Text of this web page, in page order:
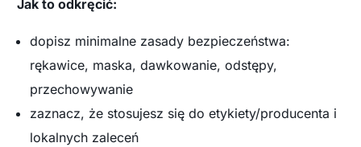
Jak to odkręcić:
dopisz minimalne zasady bezpieczeństwa:
rękawice, maska, dawkowanie, odstępy,
przechowywanie
zaznacz, że stosujesz się do etykiety/producenta i
lokalnych zaleceń